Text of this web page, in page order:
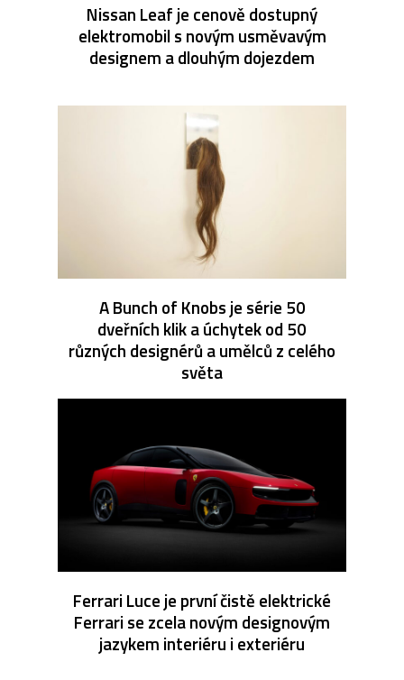
Nissan Leaf je cenově dostupný
elektromobil s novým usměvavým
designem a dlouhým dojezdem
A Bunch of Knobs je série 50
dveřních klik a úchytek od 50
různých designérů a umělců z celého
světa
Ferrari Luce je první čistě elektrické
Ferrari se zcela novým designovým
jazykem interiéru i exteriéru